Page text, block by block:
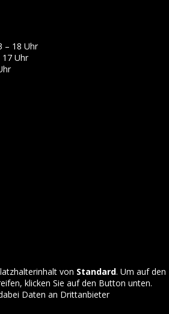
18 Uhr
Uhr
von Standard. Um auf den
klicken Sie auf den Button unten.
Daten an Drittanbieter